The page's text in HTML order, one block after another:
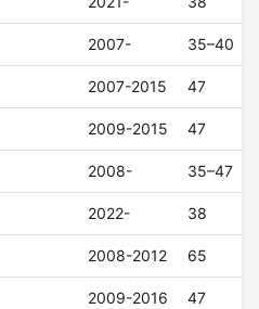
2007- 35–40
2007-2015 47
2009-2015 47
2008- 35–47
2022- 38
2008-2012 65
2009-2016 47